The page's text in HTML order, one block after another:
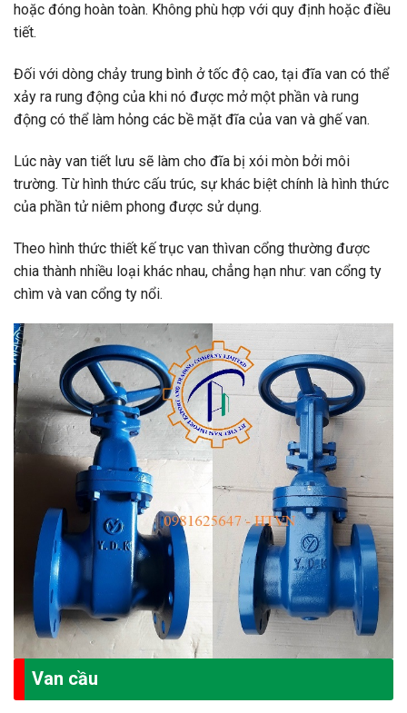
hoặc đóng hoàn toàn. Không phù hợp với quy định hoặc điều
tiết.
Đối với dòng chảy trung bình ở tốc độ cao, tại đĩa van có thể
xảy ra rung động của khi nó được mở một phần và rung
động có thể làm hỏng các bề mặt đĩa của van và ghế van.
Lúc này van tiết lưu sẽ làm cho đĩa bị xói mòn bởi môi
trường. Từ hình thức cấu trúc, sự khác biệt chính là hình thức
của phần tử niêm phong được sử dụng.
Theo hình thức thiết kế trục van thìvan cổng thường được
chia thành nhiều loại khác nhau, chẳng hạn như: van cổng ty
chìm và van cổng ty nổi.
Van cầu